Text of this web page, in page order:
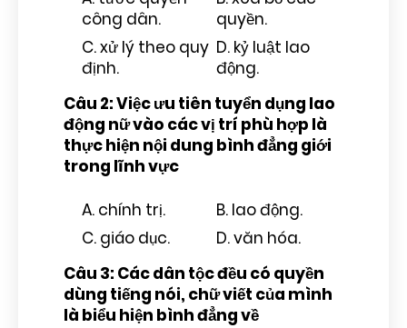
công dân.
quyền.
C. xử lý theo quy
định.
D. kỷ luật lao
động.
Câu 2: Việc ưu tiên tuyển dụng lao
động nữ vào các vị trí phù hợp là
thực hiện nội dung bình đẳng giới
trong lĩnh vực
A. chính trị.
B. lao động.
C. giáo dục.
D. văn hóa.
Câu 3: Các dân tộc đều có quyền
dùng tiếng nói, chữ viết của mình
là biểu hiện bình đẳng về